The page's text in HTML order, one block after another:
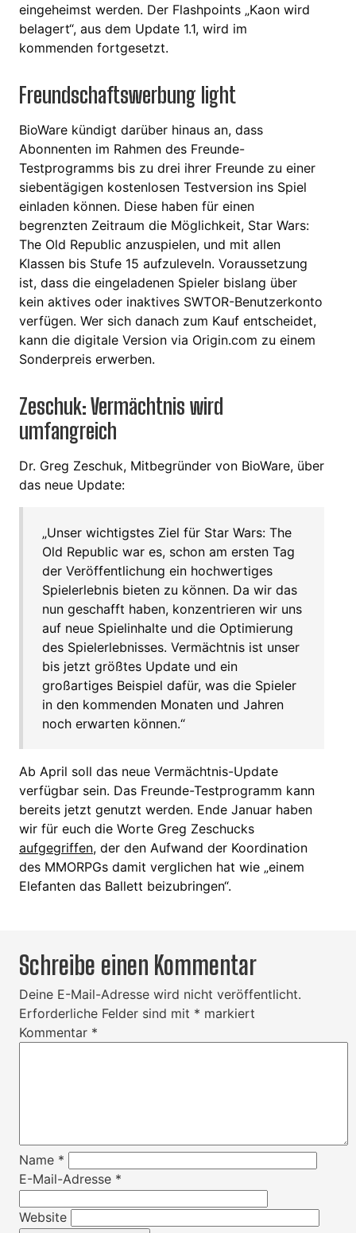
eingeheimst werden. Der Flashpoints „Kaon wird
belagert“, aus dem Update 1.1, wird im
kommenden fortgesetzt.
Freundschaftswerbung light
BioWare kündigt darüber hinaus an, dass
Abonnenten im Rahmen des Freunde-
Testprogramms bis zu drei ihrer Freunde zu einer
siebentägigen kostenlosen Testversion ins Spiel
einladen können. Diese haben für einen
begrenzten Zeitraum die Möglichkeit, Star Wars:
The Old Republic anzuspielen, und mit allen
Klassen bis Stufe 15 aufzuleveln. Voraussetzung
ist, dass die eingeladenen Spieler bislang über
kein aktives oder inaktives SWTOR-Benutzerkonto
verfügen. Wer sich danach zum Kauf entscheidet,
kann die digitale Version via Origin.com zu einem
Sonderpreis erwerben.
Zeschuk: Vermächtnis wird
umfangreich
Dr. Greg Zeschuk, Mitbegründer von BioWare, über
das neue Update:
„Unser wichtigstes Ziel für Star Wars: The
Old Republic war es, schon am ersten Tag
der Veröffentlichung ein hochwertiges
Spielerlebnis bieten zu können. Da wir das
nun geschafft haben, konzentrieren wir uns
auf neue Spielinhalte und die Optimierung
des Spielerlebnisses. Vermächtnis ist unser
bis jetzt größtes Update und ein
großartiges Beispiel dafür, was die Spieler
in den kommenden Monaten und Jahren
noch erwarten können.“
Ab April soll das neue Vermächtnis-Update
verfügbar sein. Das Freunde-Testprogramm kann
bereits jetzt genutzt werden. Ende Januar haben
wir für euch die Worte Greg Zeschucks
aufgegriffen, der den Aufwand der Koordination
des MMORPGs damit verglichen hat wie „einem
Elefanten das Ballett beizubringen“.
Schreibe einen Kommentar
Deine E-Mail-Adresse wird nicht veröffentlicht.
Erforderliche Felder sind mit * markiert
Kommentar *
Name *
E-Mail-Adresse *
Website